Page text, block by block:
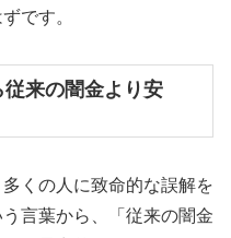
です。
来の闇金より安
くの人に致命的な誤解を
言葉から、「従来の闇金